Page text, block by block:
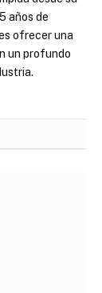
años de
ofrecer una
un profundo